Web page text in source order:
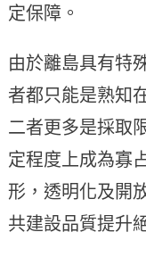
定保障。
由於離島具有特
者都只能是熟知
二者更多是採取
定程度上成為寡
形，透明化及開
共建設品質提升